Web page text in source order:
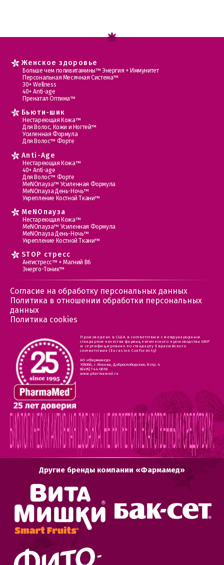
Женское здоровье
Больше чем поливитамины™ Энергия + Иммунитет
Персональная Месячная Система™
30+ Wellness
40+ Anti-age
Пренатал Оптима™
Бьюти-шик
Нестареющая Кожа™
Для Волос, Кожи и Ногтей™
Усиленная Формула
Для Волос™ Форте
Anti-Age
Нестареющая Кожа™
40+ Anti-age
Для Волос™ Форте
МеNOпауза™ Усиленная Формула
МеNOпауза День-Ночь™
Укрепление Костной Ткани™
MеNOпауза
Нестареющая Кожа™
МеNOпауза™ Усиленная Формула
МеNOпауза День-Ночь™
Укрепление Костной Ткани™
STOP стресс
Антистресс™ + Магний В6
Энерго-Тоник™
Согласие на обработку персональных данных
Политика в отношении обработки персональных
данных
Политика cookies
Произведено в США в соответствии с международным
стандартом качества фармацевтического производства GMP
и сертифицировано по стандарту Евразийского
соответствия (Eurasion Conformity)
АО «Фармамед»
105066, г. Москва, Доброслободская, 8 стр. 4
8(495) 744-0618
www.pharmamed.ru
Другие бренды компании «Фармамед»